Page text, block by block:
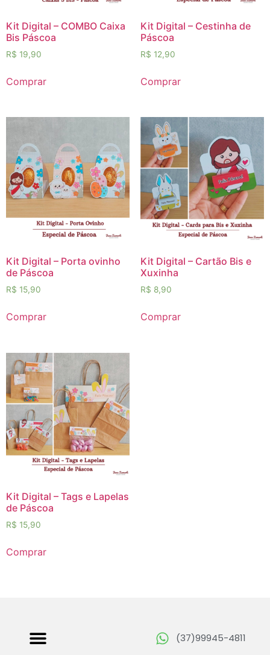
Kit Digital – COMBO Caixa
Bis Páscoa
R$ 19,90
Comprar
Kit Digital – Cestinha de
Páscoa
R$ 12,90
Comprar
Kit Digital – Porta ovinho
de Páscoa
R$ 15,90
Comprar
Kit Digital – Cartão Bis e
Xuxinha
R$ 8,90
Comprar
Kit Digital – Tags e Lapelas
de Páscoa
R$ 15,90
Comprar
(37)99945-4811